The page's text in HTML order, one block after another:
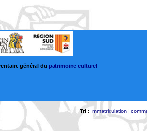
général du patrimoine culturel
Tri : Immatriculation|